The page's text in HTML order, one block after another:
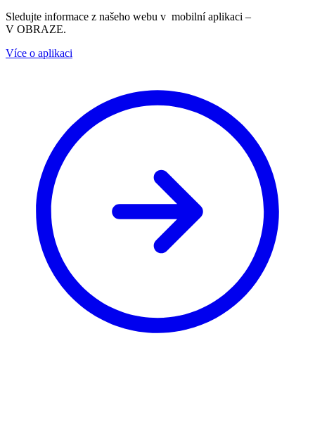
Sledujte informace z našeho webu v mobilní aplikaci –
V OBRAZE.
Více o aplikaci